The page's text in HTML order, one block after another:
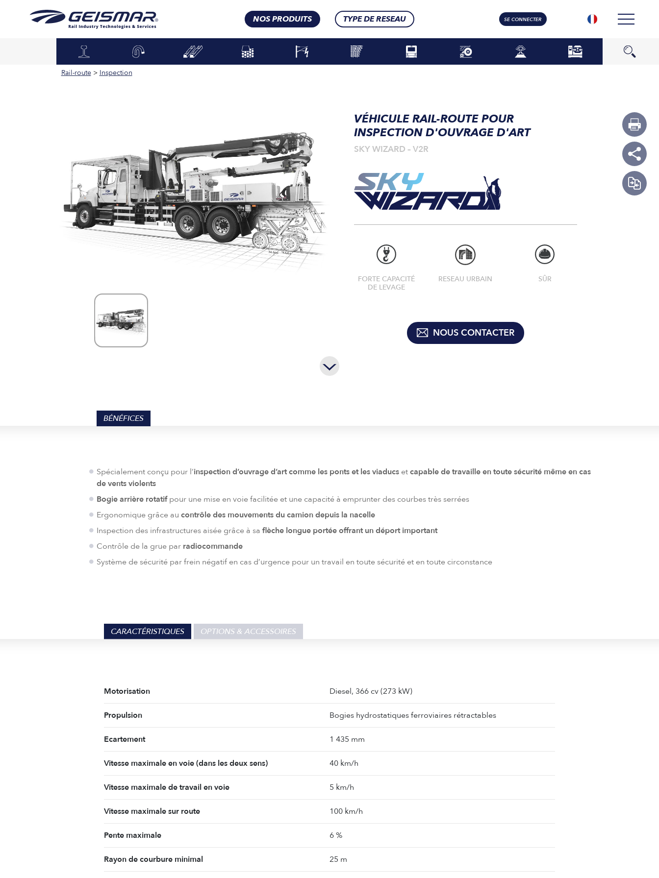
NOS PRODUITS TYPE DE RESEAU SE CONNECTER
Rail-route> Inspection
VÉHICULE RAIL-ROUTE POUR
INSPECTION D'OUVRAGE D'ART
SKY WIZARD – V2R
FORTE CAPACITÉ
DE LEVAGE
RESEAU URBAIN SÛR
NOUS CONTACTER
BÉNÉFICES
Spécialement conçu pour l’inspection d’ouvrage d’art comme les ponts et les viaducsetcapable de travaille en toute sécurité même en cas
de vents violents
Bogie arrière rotatifpour une mise en voie facilitée et une capacité à emprunter des courbes très serrées
Ergonomique grâce au contrôle des mouvements du camion depuis la nacelle
Inspection des infrastructures aisée grâce à sa flèche longue portée offrant un déport important
Contrôle de la grue par radiocommande
Système de sécurité par frein négatif en cas d’urgence pour un travail en toute sécurité et en toute circonstance
CARACTÉRISTIQUES OPTIONS & ACCESSOIRES
Motorisation Diesel, 366 cv (273 kW)
Propulsion Bogies hydrostatiques ferroviaires rétractables
Ecartement 1 435 mm
Vitesse maximale en voie (dans les deux sens) 40 km/h
Vitesse maximale de travail en voie 5 km/h
Vitesse maximale sur route 100 km/h
Pente maximale 6 %
Rayon de courbure minimal 25 m